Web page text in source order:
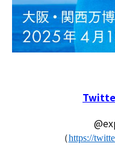
（https://